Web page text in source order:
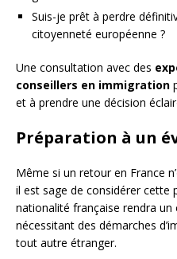
Suis-je prêt à perdre
citoyenneté européenne ?
Une consultation avec des
conseillers en immigration
et à prendre une décision
Préparation à un
Même si un retour en France
il est sage de considérer cette
nationalité française rendra
nécessitant des démarches
tout autre étranger.